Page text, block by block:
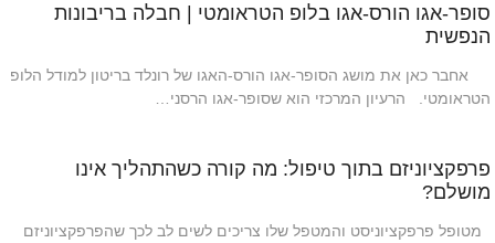
סופר-אגו הורס-אגו בלופ הטראומטי | חבלה בריבונות
הנפשית
אחבר כאן את מושג הסופר-אגו הורס-האגו של רונלד בריטון למודל הלופ
הטראומטי. הרעיון המרכזי הוא שסופר-אגו הרסני…
פרפקציוניזם בתוך טיפול: מה קורה כשהתהליך אינו
מושלם?
מטופל פרפקציוניסט והמטפל שלו צריכים לשים לב לכך שהפרפקציוניזם